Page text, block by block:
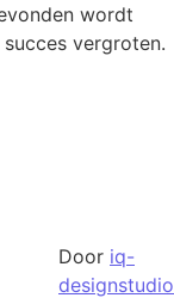
wordt
vergroten.
Door iq-
designstudio